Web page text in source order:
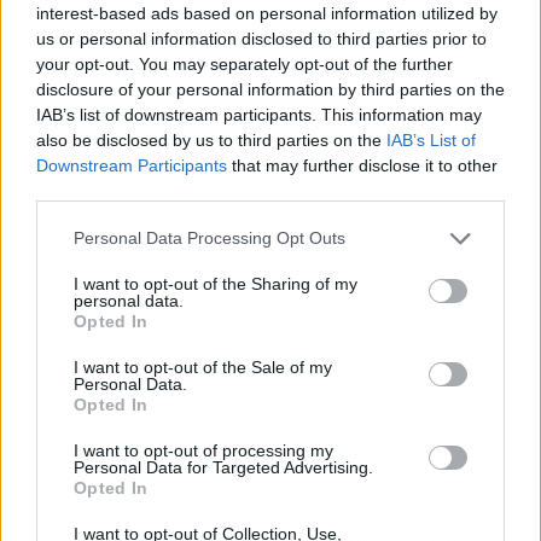
interest-based ads based on personal information utilized by
us or personal information disclosed to third parties prior to
your opt-out. You may separately opt-out of the further
disclosure of your personal information by third parties on the
IAB’s list of downstream participants. This information may
also be disclosed by us to third parties on the IAB’s List of
Downstream Participants that may further disclose it to other
Personal Data Processing Opt Outs
I want to opt-out of the Sharing of my
personal data.
Opted In
I want to opt-out of the Sale of my
Personal Data.
Opted In
I want to opt-out of processing my
Personal Data for Targeted Advertising.
Opted In
I want to opt-out of Collection, Use,
accessibile ha reso la Maglietta Superfit una
scelta popolare tra atleti professionisti e
appassionati di fitness.
In conclusione, le recensioni della Maglietta
Superfit confermano che si tratta di un capo
d’abbigliamento sportivo di alta qualità che offre
prestazioni senza compromessi a prezzi
proprio guardaroba sportivo dovrebbe prendere
in considerazione l’acquisto della Maglietta
Superfit per godere di comfort, stile e prestazioni
ottimali durante le proprie attività fisiche.